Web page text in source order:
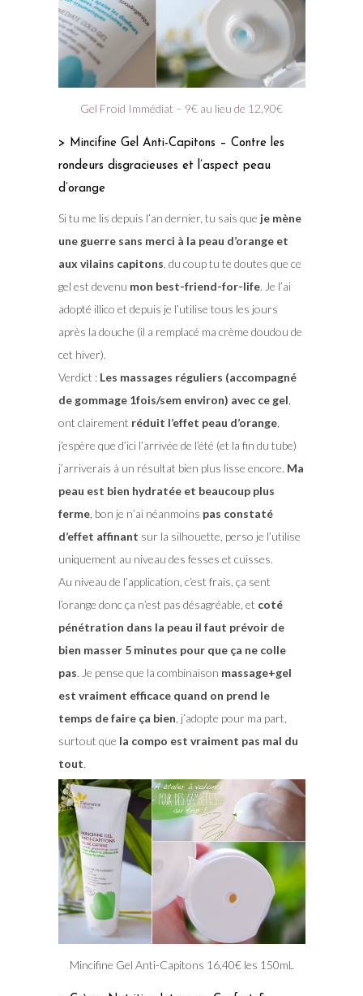
Gel Froid Immédiat – 9€ au lieu de 12,90€
> Mincifine Gel Anti-Capitons – Contre les
rondeurs disgracieuses et l’aspect peau
d’orange
Si tu me lis depuis l’an dernier, tu sais que je mène
une guerre sans merci à la peau d’orange et
aux vilains capitons , du coup tu te doutes que ce
gel est devenu mon best-friend-for-life. Je l’ai
adopté illico et depuis je l’utilise tous les jours
après la douche (il a remplacé ma crème doudou de
cet hiver).
Verdict : Les massages réguliers (accompagné
de gommage 1fois/sem environ) avec ce gel
ont clairement réduit l’effet peau d’orange,
j’espère que d’ici l’arrivée de l’été (et la fin du tube)
j’arriverais à un résultat bien plus lisse encore. Ma
peau est bien hydratée et beaucoup plus
ferme, bon je n’ai néanmoins pas constaté
d’effet affinant sur la silhouette, perso je l’utilise
uniquement au niveau des fesses et cuisses.
Au niveau de l’application, c’est frais, ça sent
l’orange donc ça n’est pas désagréable, et coté
pénétration dans la peau il faut prévoir de
bien masser 5 minutes pour que ça ne colle
pas. Je pense que la combinaison massage+gel
est vraiment efficace quand on prend le
temps de faire ça bien , j’adopte pour ma part,
surtout que la compo est vraiment pas mal du
tout.
Mincifine Gel Anti-Capitons 16,40€ les 150mL